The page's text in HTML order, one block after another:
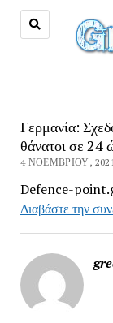
Γερμανία:
θάνατοι σε 24
4 ΝΟΕΜΒΡΊΟΥ,
Defence-
Διαβάστε την